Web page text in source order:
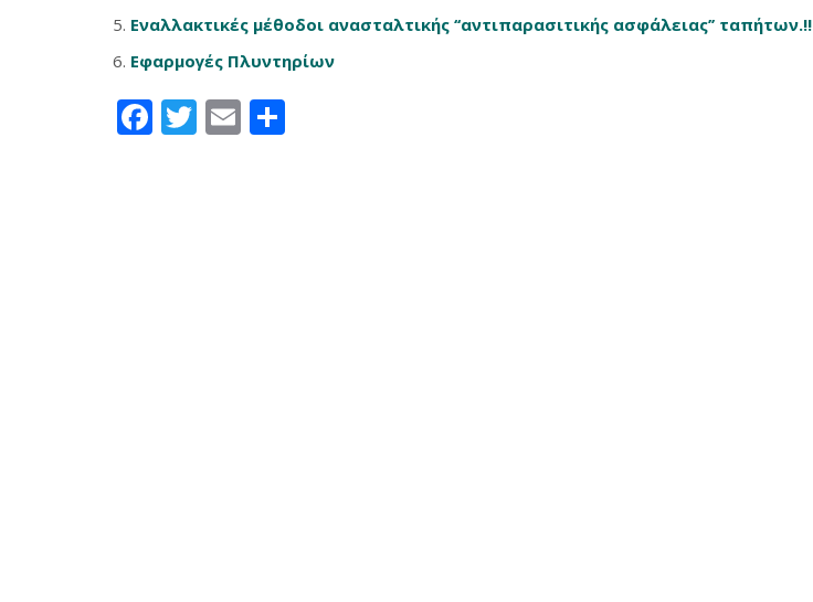
Εναλλακτικές μέθοδοι ανασταλτικής ‘‘αντιπαρασιτικής ασφάλειας’’ ταπήτων.!!
Εφαρμογές Πλυντηρίων
Facebook
Twitter
Email